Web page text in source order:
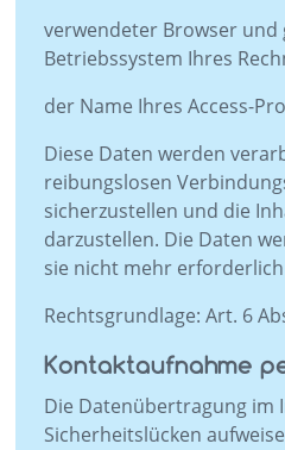
verwendeter Browser und
Betriebssystem Ihres
der Name Ihres Access-
Diese Daten werden
reibungslosen
sicherzustellen und die
darzustellen. Die Daten
sie nicht mehr
Rechtsgrundlage: Art. 6
Kontaktaufnahme
Die Datenübertragung im
Sicherheitslücken